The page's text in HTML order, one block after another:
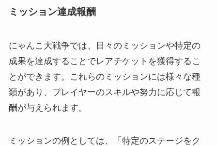
ミッション達成報酬
にゃんこ大戦争では、日々のミッションや特定の
成果を達成することでレアチケットを獲得するこ
とができます。これらのミッションには様々な種
類があり、プレイヤーのスキルや努力に応じて報
酬が与えられます。
ミッションの例としては、「特定のステージをク